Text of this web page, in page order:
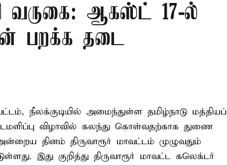
வருகை: ஆகஸ்ட் 17-ல்
பறக்க தடை
நீலக்குடியில் அமைந்துள்ள தமிழ்நாடு மத்தியப்
விழாவில் கலந்து கொள்வதற்காக துணை
தினம் திருவாரூர் மாவட்டம் முழுவதும்
இது குறித்து திருவாரூர் மாவட்ட கலெக்டர்